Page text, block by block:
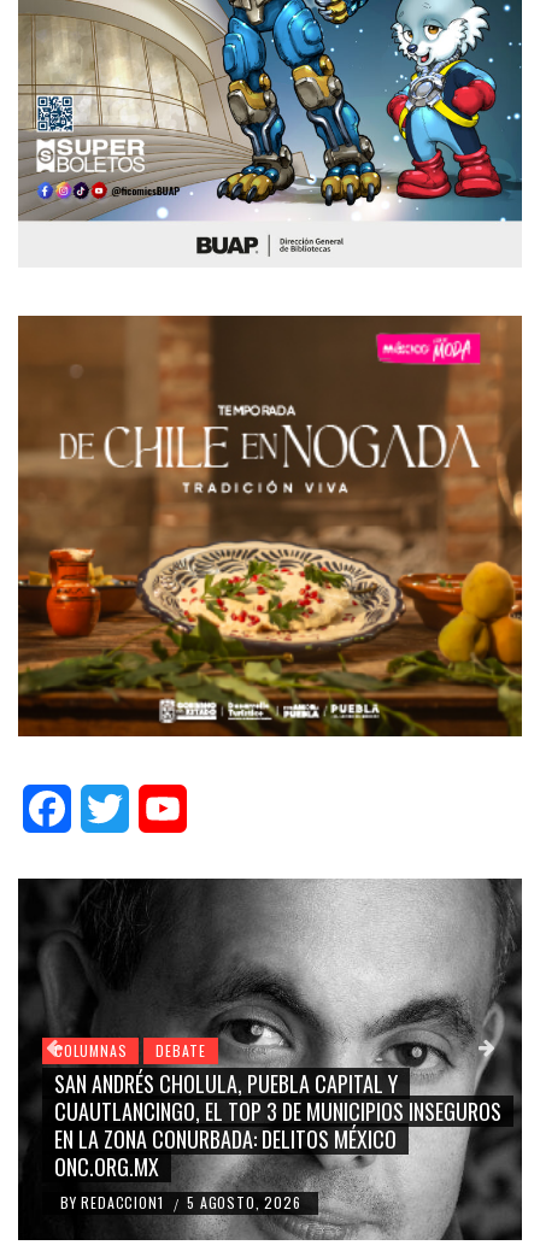
FacebookTwitter
COLUMNAS DEBATE
GRACE PALOMARES, NAY SALVATORI, SERGIO MAYER,
CARMEN SALINAS “LA CORCHOLATA”, CUAUHTÉMOC
BLANCO, SILVIA PINAL: LA TRIVIALIZACIÓN Y
RIDICULIZACIÓN DE LA REPRESENTACIÓN CIUDADANA
BY REDACCION1 / 4 AGOSTO, 2026